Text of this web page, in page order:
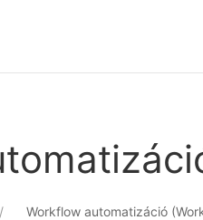
Workflow automatizáció